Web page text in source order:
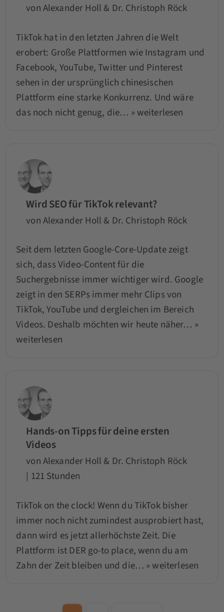
von Alexander Holl & Dr. Christoph Röck
TikTok hat in den letzten Jahren die Welt
erobert: Große Plattformen wie Instagram und
Facebook, YouTube, Twitter und Pinterest
sehen in der ursprünglich chinesischen
Plattform eine starke Konkurrenz. Und wäre
das noch nicht genug, die… » weiterlesen
Wird SEO für TikTok relevant?
von Alexander Holl & Dr. Christoph Röck
Seit dem letzten Google-Core-Update zeigt
sich, dass Video-Content für die
Suchergebnisse immer wichtiger wird. Google
zeigt in den SERPs immer mehr Clips von
TikTok, YouTube und dergleichen im Bereich
Videos. Deshalb möchten wir heute näher… »
weiterlesen
Hands-on Tipps für deine ersten
Videos
von Alexander Holl & Dr. Christoph Röck
| 121 Stunden
TikTok on the clock! Wenn du TikTok bisher
immer noch nicht zumindest ausprobiert hast,
dann wird es jetzt allerhöchste Zeit. Die
Plattform ist DER go-to place, wenn du am
Zahn der Zeit bleiben und die… » weiterlesen